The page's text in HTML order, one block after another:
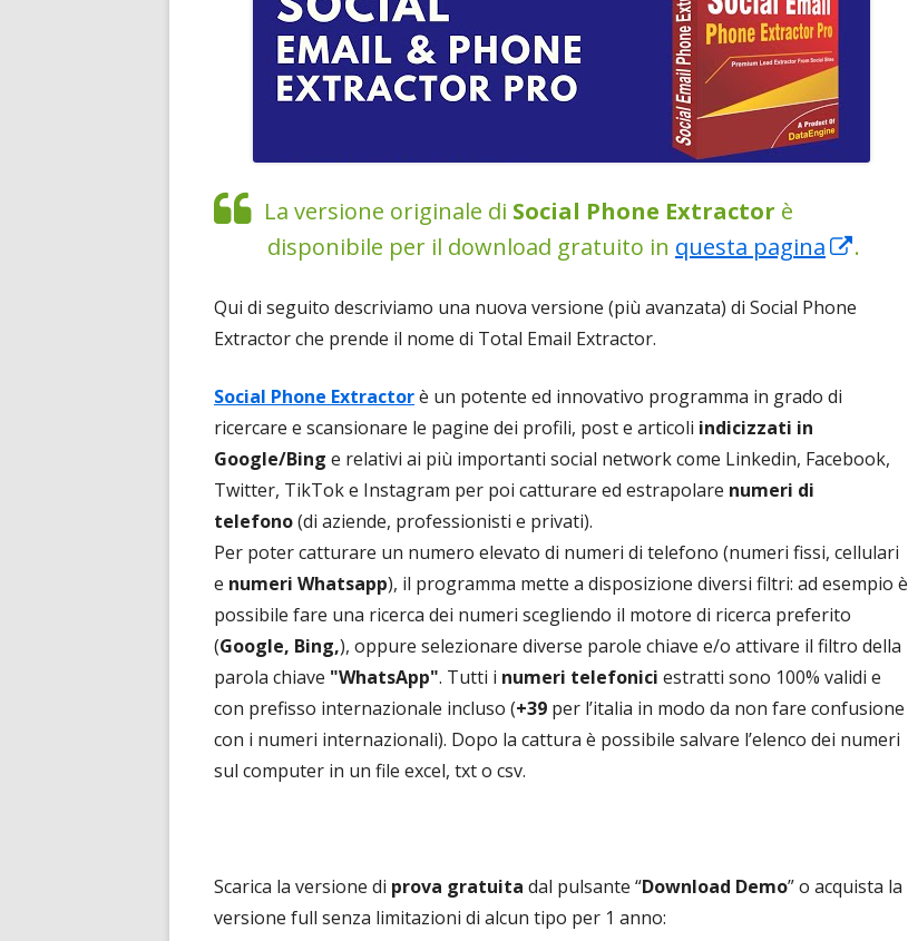
La versione originale di Social Phone Extractor è
disponibile per il download gratuito in questa pagina
Apre
una
.
Qui di seguito descriviamo una nuova versione (più avanzata) di Social Phone
Extractor che prende il nome di Total Email Extractor.
Social Phone Extractorè un potente ed innovativo programma in grado di
ricercare e scansionare le pagine dei profili, post e articoli indicizzati in
Google/Bing e relativi ai più importanti social network come Linkedin, Facebook,
Twitter, TikTok e Instagram per poi catturare ed estrapolare numeri di
telefono(di aziende, professionisti e privati).
Per poter catturare un numero elevato di numeri di telefono (numeri fissi, cellulari
e numeri Whatsapp), il programma mette a disposizione diversi filtri: ad esempio è
possibile fare una ricerca dei numeri scegliendo il motore di ricerca preferito
(Google, Bing,), oppure selezionare diverse parole chiave e/o attivare il filtro della
parola chiave "WhatsApp". Tutti i numeri telefonici estratti sono 100% validi e
con prefisso internazionale incluso (+39 per l’italia in modo da non fare confusione
con i numeri internazionali). Dopo la cattura è possibile salvare l’elenco dei numeri
sul computer in un file excel, txt o csv.
Scarica la versione di prova gratuita dal pulsante “Download Demo” o acquista la
versione full senza limitazioni di alcun tipo per 1 anno: